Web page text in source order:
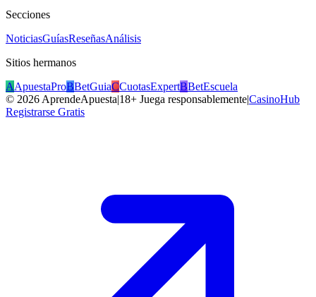
Secciones
NoticiasGuíasReseñasAnálisis
Sitios hermanos
AApuestaProBBetGuiaCCuotasExpertBBetEscuela
© 2026 AprendeApuesta|18+ Juega responsablemente|CasinoHub
Registrarse Gratis